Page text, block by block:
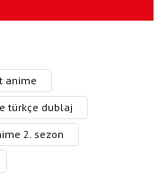
anime
türkçe dublaj
2. sezon